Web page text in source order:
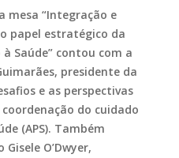
mesa “Integração e
papel estratégico da
à Saúde” contou com a
presidente da
e as perspectivas
do cuidado
(APS). Também
O’Dwyer,